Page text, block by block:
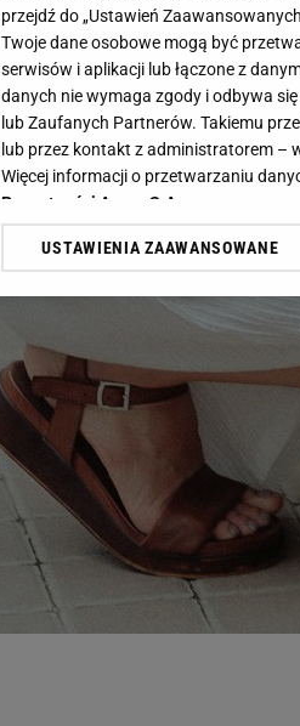
przejdź do „Ustawień
Twoje dane osobowe mogą być
serwisów i aplikacji lub łączone z
danych nie wymaga zgody i odbywa
lub Zaufanych Partnerów. Takiemu
lub przez kontakt z administratorem –
Więcej informacji o przetwarzaniu
Prywatności Agora S.A.
Klikając „Akceptuję” wyrażasz też
dotyczące plików cookie, wywołując
odnośnik „Ustawienia prywatności ”
plików cookie możliwa jest także za
My, nasi Zaufani Partnerzy i Agora
Użycie dokładnych danych
Przechowywanie informacji na
badnie odbiorców i ulepszanie usług.
USTAWIENIA ZAAWANSOWANE